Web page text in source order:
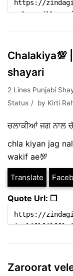
Chalakiya💯
shayari
2 Lines Punjabi
Status
by Kirti
ਚਲਾਕੀਆਂ ਜਗ ਨਾਲ
chla kiyan jag
wakif ae💯
Translate
Quote Url: ❐
Zaroorat